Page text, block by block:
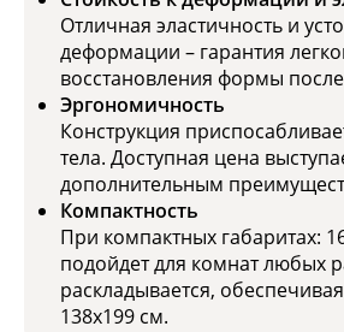
Отличная эластичность и
деформации – гарантия
восстановления формы
Эргономичность
Конструкция
тела. Доступная цена
дополнительным
Компактность
При компактных габаритах:
подойдет для комнат любых
раскладывается,
138x199 см.